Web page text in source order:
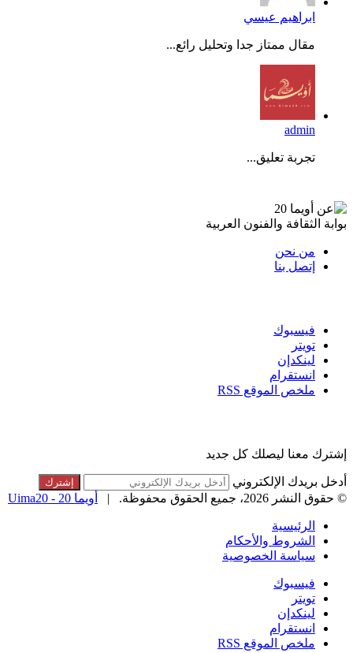
ابراهيم عيسي
مقال ممتاز جدا وتحليل رائع...
admin
تجربة تعليق...
بوابة الثقافة والفنون العربية
من نحن
إتصل بنا
فيسبوك
تويتر
لينكدإن
انستقرام
ملخص الموقع RSS
إشترك معنا ليصلك كل جديد
أدخل بريدك الإلكتروني
© حقوق النشر 2026، جميع الحقوق محفوظة. |
أويما 20 - Uima20
الرئيسية
الشروط والأحكام
سياسة الخصوصية
فيسبوك
تويتر
لينكدإن
انستقرام
ملخص الموقع RSS